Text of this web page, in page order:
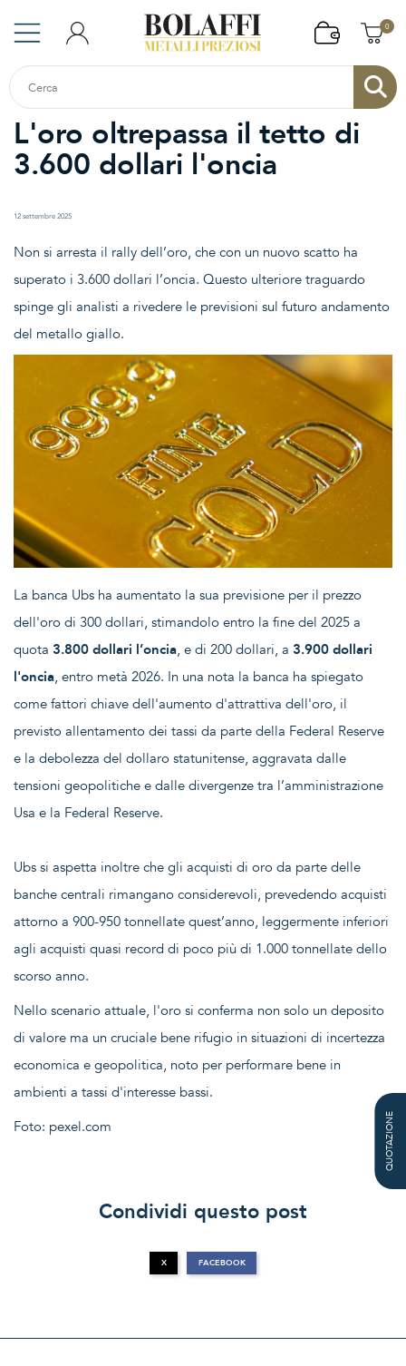
0
L'oro oltrepassa il tetto di
3.600 dollari l'oncia
12 settembre 2025
Non si arresta il rally dell’oro, che con un nuovo scatto ha
superato i 3.600 dollari l’oncia. Questo ulteriore traguardo
spinge gli analisti a rivedere le previsioni sul futuro andamento
del metallo giallo.
La banca Ubs ha aumentato la sua previsione per il prezzo
dell'oro di 300 dollari, stimandolo entro la fine del 2025 a
quota 3.800 dollari l’oncia, e di 200 dollari, a 3.900 dollari
l'oncia, entro metà 2026. In una nota la banca ha spiegato
come fattori chiave dell'aumento d'attrattiva dell'oro, il
previsto allentamento dei tassi da parte della Federal Reserve
e la debolezza del dollaro statunitense, aggravata dalle
tensioni geopolitiche e dalle divergenze tra l’amministrazione
Usa e la Federal Reserve.
Ubs si aspetta inoltre che gli acquisti di oro da parte delle
banche centrali rimangano considerevoli, prevedendo acquisti
attorno a 900-950 tonnellate quest’anno, leggermente inferiori
agli acquisti quasi record di poco più di 1.000 tonnellate dello
scorso anno.
Nello scenario attuale, l'oro si conferma non solo un deposito
di valore ma un cruciale bene rifugio in situazioni di incertezza
economica e geopolitica, noto per performare bene in
ambienti a tassi d'interesse bassi.
Foto: pexel.com
Condividi questo post
X FACEBOOK
QUOTAZIONE